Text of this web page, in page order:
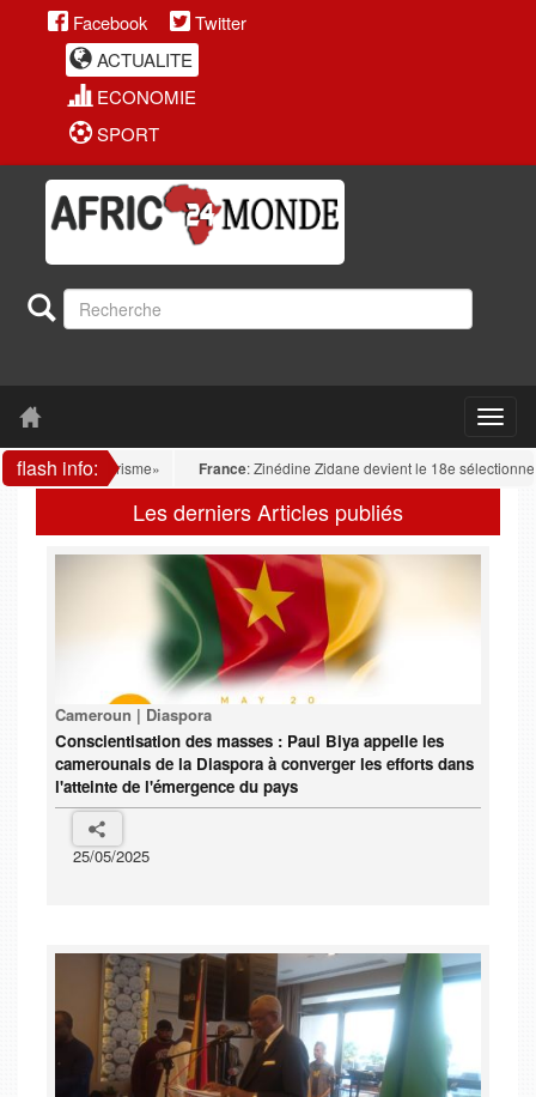
Facebook
Twitter
ACTUALITE
ECONOMIE
SPORT
flash info:
de «terrorisme» France: Zinédine Zidane devient le 18e sélectionneur
Les derniers Articles publiés
Cameroun | Diaspora
Conscientisation des masses : Paul Biya appelle les
camerounais de la Diaspora à converger les efforts dans
l'atteinte de l'émergence du pays
25/05/2025